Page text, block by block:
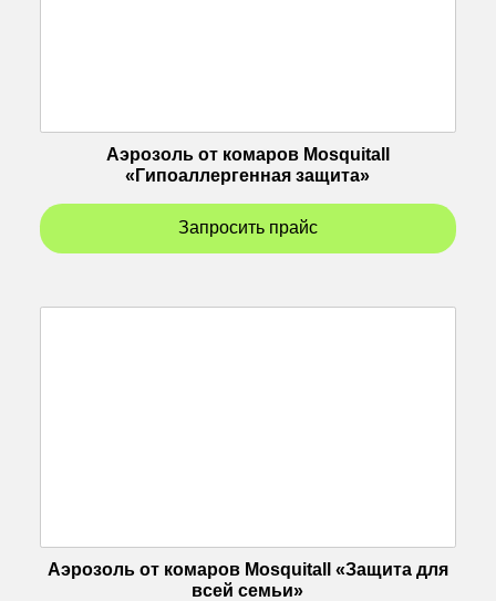
Аэрозоль от комаров Mosquitall
«Гипоаллергенная защита»
Запросить прайс
Аэрозоль от комаров Mosquitall «Защита для
всей семьи»